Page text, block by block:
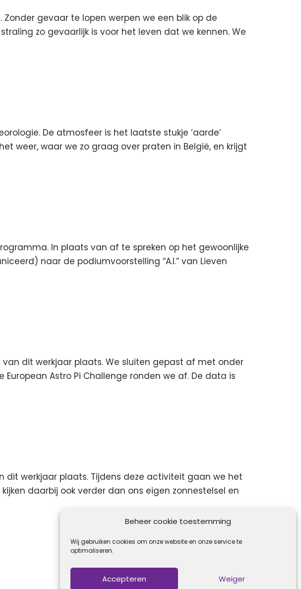
Beheer cookie toestemming
Wij gebruiken cookies om onze website en onze service te
optimaliseren.
Accepteren Weiger
gevaar te lopen werpen we een blik op de
zo gevaarlijk is voor het leven dat we kennen. We
De atmosfeer is het laatste stukje ‘aarde’
weer, waar we zo graag over praten in België, en krijgt
In plaats van af te spreken op het gewoonlijke
naar de podiumvoorstelling “A.I.” van Lieven
dit werkjaar plaats. We sluiten gepast af met onder
Astro Pi Challenge ronden we af. De data is
dit werkjaar plaats. Tijdens deze activiteit gaan we het
daarbij ook verder dan ons eigen zonnestelsel en